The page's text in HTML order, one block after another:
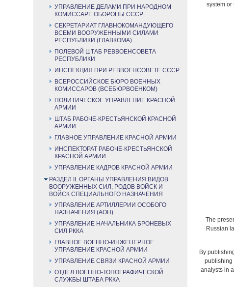
УПРАВЛЕНИЕ ДЕЛАМИ ПРИ НАРОДНОМ
КОМИССАРЕ ОБОРОНЫ СССР
СЕКРЕТАРИАТ ГЛАВНОКОМАНДУЮЩЕГО
ВСЕМИ ВООРУЖЕННЫМИ СИЛАМИ
РЕСПУБЛИКИ (ГЛАВКОМА)
ПОЛЕВОЙ ШТАБ РЕВВОЕНСОВЕТА
РЕСПУБЛИКИ
ИНСПЕКЦИЯ ПРИ РЕВВОЕНСОВЕТЕ СССР
ВСЕРОССИЙСКОЕ БЮРО ВОЕННЫХ
КОМИССАРОВ (ВСЕБЮРВОЕНКОМ)
ПОЛИТИЧЕСКОЕ УПРАВЛЕНИЕ КРАСНОЙ
АРМИИ
ШТАБ РАБОЧЕ-КРЕСТЬЯНСКОЙ КРАСНОЙ
АРМИИ
ГЛАВНОЕ УПРАВЛЕНИЕ КРАСНОЙ АРМИИ
ИНСПЕКТОРАТ РАБОЧЕ-КРЕСТЬЯНСКОЙ
КРАСНОЙ АРМИИ
УПРАВЛЕНИЕ КАДРОВ КРАСНОЙ АРМИИ
РАЗДЕЛ II. ОРГАНЫ УПРАВЛЕНИЯ ВИДОВ
ВООРУЖЕННЫХ СИЛ, РОДОВ ВОЙСК И
ВОЙСК СПЕЦИАЛЬНОГО НАЗНАЧЕНИЯ
УПРАВЛЕНИЕ АРТИЛЛЕРИИ ОСОБОГО
НАЗНАЧЕНИЯ (АОН)
УПРАВЛЕНИЕ НАЧАЛЬНИКА БРОНЕВЫХ
СИЛ РККА
ГЛАВНОЕ ВОЕННО-ИНЖЕНЕРНОЕ
УПРАВЛЕНИЕ КРАСНОЙ АРМИИ
УПРАВЛЕНИЕ СВЯЗИ КРАСНОЙ АРМИИ
ОТДЕЛ ВОЕННО-ТОПОГРАФИЧЕСКОЙ
СЛУЖБЫ ШТАБА РККА
system or
The
Russian
By
publishing
analysts in